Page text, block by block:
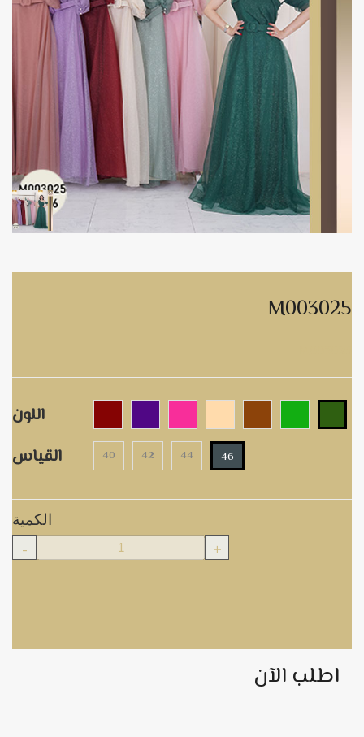
M003025
اللون
القياس
40 42 44 46
الكمية
- +
اطلب الآن